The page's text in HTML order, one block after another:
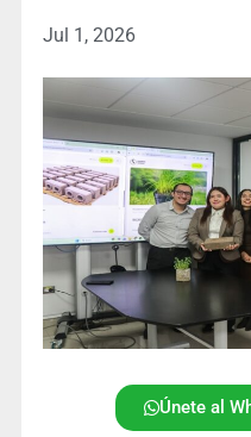
Jul 1, 2026
Únete al